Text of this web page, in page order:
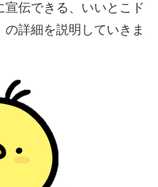
伝できる、いいとこド
詳細を説明していきま